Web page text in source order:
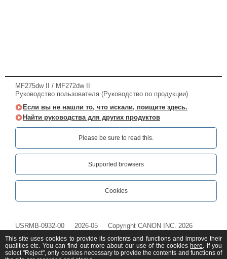
MF275dw II / MF272dw II
Руководство пользователя (Руководство по продукции)
Если вы не нашли то, что искали, поищите здесь.
Найти руководства для других продуктов
Please be sure to read this.‎
Supported browsers
Cookies
USRMB-0932-00 2026-05 Copyright CANON INC. 2026
This site uses cookies to provide its contents and functions and improve their
qualities etc. You can find out more about our use of the cookies here. If you
select "Reject", only cookies necessary to provide the contents and functions of